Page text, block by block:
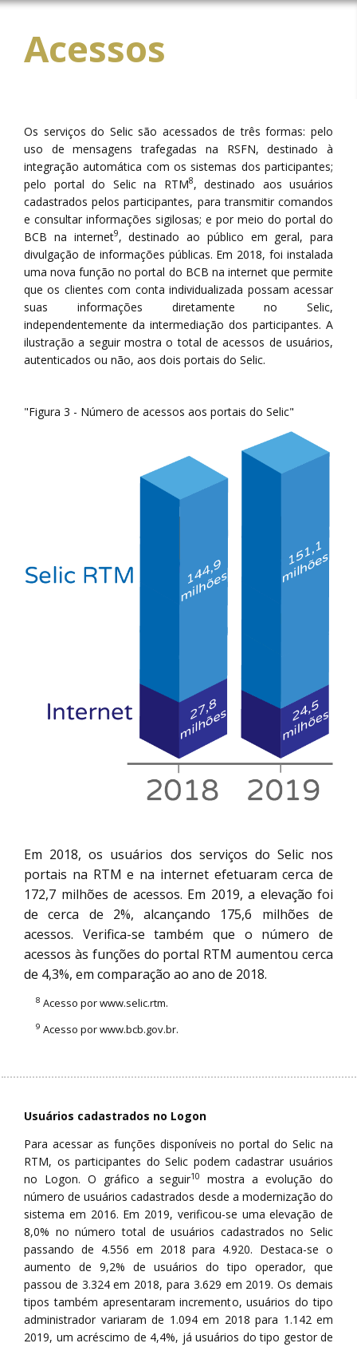
Acessos
Os serviços do Selic são acessados de três formas: pelo
uso de mensagens trafegadas na RSFN, destinado à
integração automática com os sistemas dos participantes;
pelo portal do Selic na RTM8, destinado aos usuários
cadastrados pelos participantes, para transmitir comandos
e consultar informações sigilosas; e por meio do portal do
BCB na internet9, destinado ao público em geral, para
divulgação de informações públicas. Em 2018, foi instalada
uma nova função no portal do BCB na internet que permite
que os clientes com conta individualizada possam acessar
suas informações diretamente no Selic,
independentemente da intermediação dos participantes. A
ilustração a seguir mostra o total de acessos de usuários,
autenticados ou não, aos dois portais do Selic.
"Figura 3 - Número de acessos aos portais do Selic"
Em 2018, os usuários dos serviços do Selic nos
portais na RTM e na internet efetuaram cerca de
172,7 milhões de acessos. Em 2019, a elevação foi
de cerca de 2%, alcançando 175,6 milhões de
acessos. Verifica-se também que o número de
acessos às funções do portal RTM aumentou cerca
de 4,3%, em comparação ao ano de 2018.
8 Acesso porwww.selic.rtm.
9 Acesso porwww.bcb.gov.br.
Usuários cadastrados no Logon
Para acessar as funções disponíveis no portal do Selic na
RTM, os participantes do Selic podem cadastrar usuários
no Logon. O gráfico a seguir10
mostra a evolução do
número de usuários cadastrados desde a modernização do
sistema em 2016. Em 2019, verificou-se uma elevação de
8,0% no número total de usuários cadastrados no Selic
passando de 4.556 em 2018 para 4.920. Destaca-se o
aumento de 9,2% de usuários do tipo operador, que
passou de 3.324 em 2018, para 3.629 em 2019. Os demais
tipos também apresentaram incremento, usuários do tipo
administrador variaram de 1.094 em 2018 para 1.142 em
2019, um acréscimo de 4,4%, já usuários do tipo gestor de